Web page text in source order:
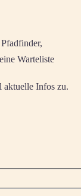
Warteliste
aktuelle Infos zu.